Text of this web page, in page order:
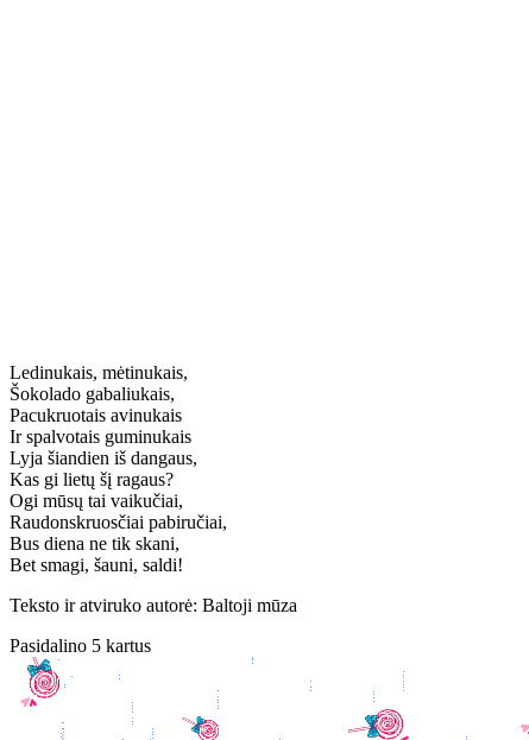
Ledinukais, mėtinukais,
Šokolado gabaliukais,
Pacukruotais avinukais
Ir spalvotais guminukais
Lyja šiandien iš dangaus,
Kas gi lietų šį ragaus?
Ogi mūsų tai vaikučiai,
Raudonskruosčiai pabiručiai,
Bus diena ne tik skani,
Bet smagi, šauni, saldi!
Teksto ir atviruko autorė: Baltoji mūza
Pasidalino 5 kartus